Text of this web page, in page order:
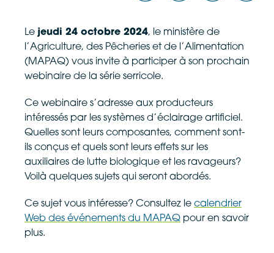
Le jeudi 24 octobre 2024, le ministère de
l’Agriculture, des Pêcheries et de l’Alimentation
(MAPAQ) vous invite à participer à son prochain
webinaire de la série serricole.
Ce webinaire s’adresse aux producteurs
intéressés par les systèmes d’éclairage artificiel.
Quelles sont leurs composantes, comment sont-
ils conçus et quels sont leurs effets sur les
auxiliaires de lutte biologique et les ravageurs?
Voilà quelques sujets qui seront abordés.
Ce sujet vous intéresse? Consultez le calendrier
Web des événements du MAPAQ pour en savoir
plus.